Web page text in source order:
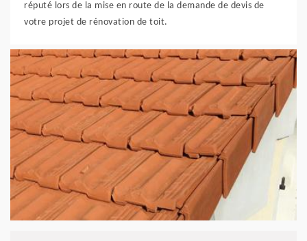
réputé lors de la mise en route de la demande de devis de
votre projet de rénovation de toit.